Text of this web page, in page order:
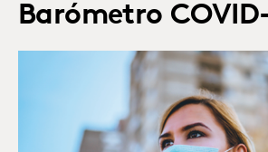
Barómetro